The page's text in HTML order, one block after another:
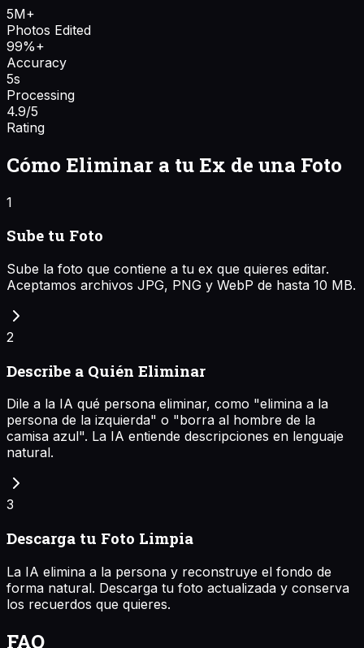
5M+
Photos Edited
99%+
Accuracy
5s
Processing
4.9/5
Rating
Cómo Eliminar a tu Ex de una Foto
1
Sube tu Foto
Sube la foto que contiene a tu ex que quieres editar.
Aceptamos archivos JPG, PNG y WebP de hasta 10 MB.
2
Describe a Quién Eliminar
Dile a la IA qué persona eliminar, como "elimina a la
persona de la izquierda" o "borra al hombre de la
camisa azul". La IA entiende descripciones en lenguaje
natural.
3
Descarga tu Foto Limpia
La IA elimina a la persona y reconstruye el fondo de
forma natural. Descarga tu foto actualizada y conserva
los recuerdos que quieres.
FAQ